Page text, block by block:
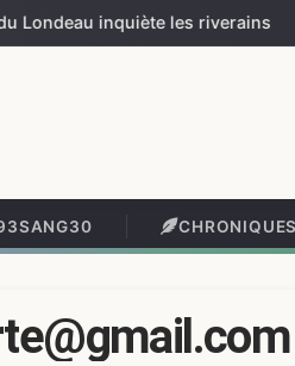
inquiète les riverains
CHRONIQUES